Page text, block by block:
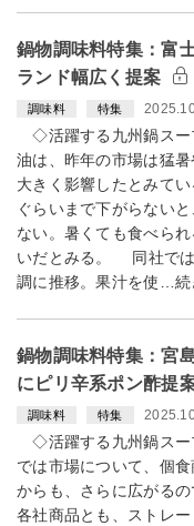
鍋物調味料特集：
ランド幅広く提案
調味料 特集
◇活躍する九州鍋ス
油は、昨年の市場は猛
大きく影響したとみて
ぐらいまで下がらない
ない。暑くても食べら
いだとみる。 同社では
調に推移。果汁を使…続
鍋物調味料特集：
にピリ辛系ポン酢提
調味料 特集
◇活躍する九州鍋ス
では市場について、個
からも、さらに広がるの
各社商品とも、ストレ